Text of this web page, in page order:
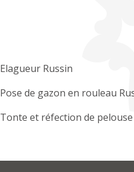
Elagueur Russin
Pose de gazon en rouleau
Tonte et réfection de pelouse